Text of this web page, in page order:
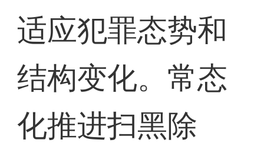
适应犯罪态势和
结构变化。常态
化推进扫黑除